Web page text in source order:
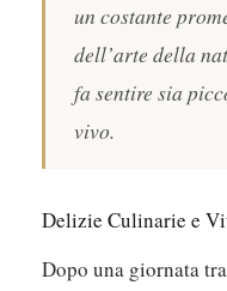
un costante
dell’arte della
fa sentire sia
vivo.
Delizie Culinarie e
Dopo una giornata